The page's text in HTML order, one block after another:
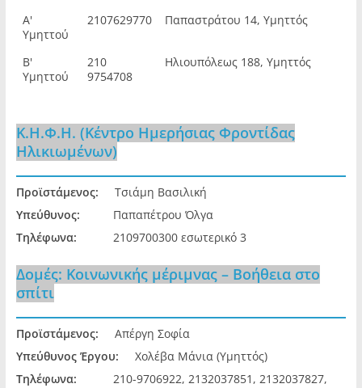
Α'
Υμηττού
2107629770 Παπαστράτου 14, Υμηττός
Β'
Υμηττού
210
9754708
Ηλιουπόλεως 188, Υμηττός
Κ.Η.Φ.Η. (Κέντρο Ημερήσιας Φροντίδας
Ηλικιωμένων)
Προϊστάμενος:
Τσιάμη Βασιλική
Υπεύθυνος:
Παπαπέτρου Όλγα
Τηλέφωνα:
2109700300 εσωτερικό 3
Δομές: Κοινωνικής μέριμνας – Βοήθεια στο
σπίτι
Προϊστάμενος:
Απέργη Σοφία
Υπεύθυνος Έργου:
Χολέβα Μάνια (Υμηττός)
Τηλέφωνα:
210-9706922, 2132037851, 2132037827,